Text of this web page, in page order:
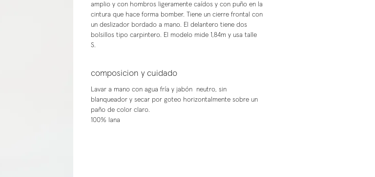
amplio y con hombros ligeramente caídos y con puño en la
cintura que hace forma bomber. Tiene un cierre frontal con
un deslizador bordado a mano. El delantero tiene dos
bolsillos tipo carpintero. El modelo mide 1,84m y usa talle
S.
composicion y cuidado
Lavar a mano con agua fría y jabón neutro, sin
blanqueador y secar por goteo horizontalmente sobre un
paño de color claro.
100% lana